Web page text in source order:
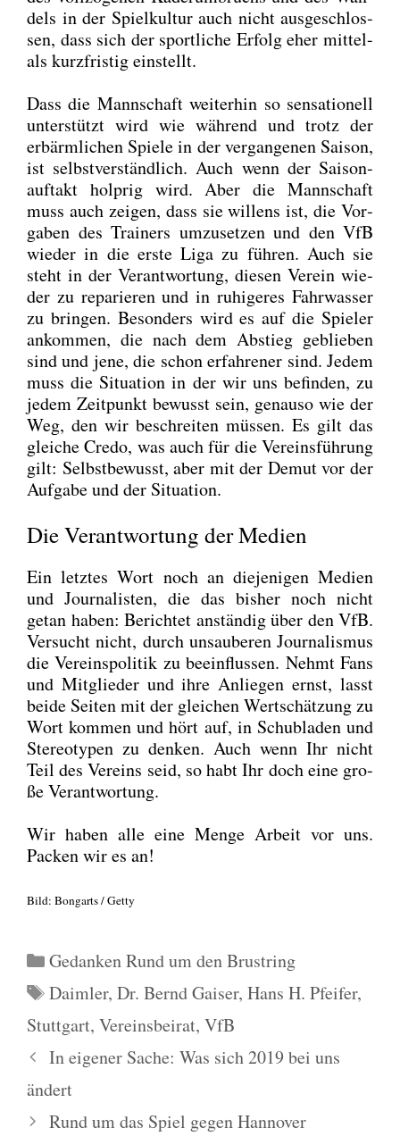
dels in der Spiel­kul­tur auch nicht aus­ge­schlos­
sen, dass sich der sport­li­che Erfolg eher mit­tel-
als kurz­fris­tig ein­stellt.
Dass die Mann­schaft wei­ter­hin so sen­sa­tio­nell
unter­stützt wird wie wäh­rend und trotz der
erbärm­li­chen Spie­le in der ver­gan­ge­nen Sai­son,
ist selbst­ver­ständ­lich. Auch wenn der Sai­son­
auf­takt holp­rig wird. Aber die Mann­schaft
muss auch zei­gen, dass sie wil­lens ist, die Vor­
ga­ben des Trai­ners umzu­set­zen und den VfB
wie­der in die ers­te Liga zu füh­ren. Auch sie
steht in der Ver­ant­wor­tung, die­sen Ver­ein wie­
der zu repa­rie­ren und in ruhi­ge­res Fahr­was­ser
zu brin­gen. Beson­ders wird es auf die Spie­ler
ankom­men, die nach dem Abstieg geblie­ben
sind und jene, die schon erfah­re­ner sind. Jedem
muss die Situa­ti­on in der wir uns befin­den, zu
jedem Zeit­punkt bewusst sein, genau­so wie der
Weg, den wir beschrei­ten müs­sen. Es gilt das
glei­che Cre­do, was auch für die Ver­eins­füh­rung
gilt: Selbst­be­wusst, aber mit der Demut vor der
Auf­ga­be und der Situa­ti­on.
Die Verantwortung der Medien
Ein letz­tes Wort noch an die­je­ni­gen Medi­en
und Jour­na­lis­ten, die das bis­her noch nicht
getan haben: Berich­tet anstän­dig über den VfB.
Ver­sucht nicht, durch unsau­be­ren Jour­na­lis­mus
die Ver­eins­po­li­tik zu beein­flus­sen. Nehmt Fans
und Mit­glie­der und ihre Anlie­gen ernst, lasst
bei­de Sei­ten mit der glei­chen Wert­schät­zung zu
Wort kom­men und hört auf, in Schub­la­den und
Ste­reo­ty­pen zu den­ken. Auch wenn Ihr nicht
Teil des Ver­eins seid, so habt Ihr doch eine gro­
ße Ver­ant­wor­tung.
Wir haben alle eine Men­ge Arbeit vor uns.
Packen wir es an!
Bild: Bon­garts / Get­ty
Kategorien
Gedanken Rund um den Brustring
Schlagwörter
Daimler, Dr. Bernd Gaiser, Hans H. Pfeifer,
Stuttgart, Vereinsbeirat, VfB
In eigener Sache: Was sich 2019 bei uns
ändert
Rund um das Spiel gegen Hannover